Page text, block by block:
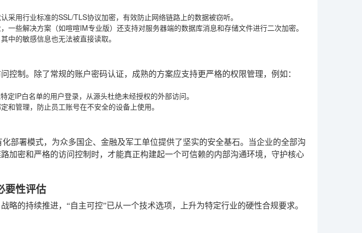
采用行业标准的SSL/TLS协议加密，有效防止网络链路上的数据被窃听。
一些解决方案（如喧喧IM专业版）还支持对服务器端的数据库消息和存储文件进行二次加密。
中的敏感信息也无法被直接读取。
控制。除了常规的账户密码认证，成熟的方案应支持更严格的权限管理，例如：
定IP白名单的用户登录，从源头杜绝未经授权的外部访问。
和管理，防止员工账号在不安全的设备上使用。
部署模式，为众多国企、金融及军工单位提供了坚实的安全基石。当企业的全部沟
加密和严格的访问控制时，才能真正构建起一个可信赖的内部沟通环境，守护核心
要性评估
略的持续推进，“自主可控”已从一个技术选项，上升为特定行业的硬性合规要求。